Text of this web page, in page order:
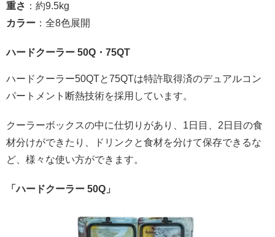
重さ ：約9.5kg
カラー ：全8色展開
ハードクーラー 50Q・75QT
ハードクーラー50QTと75QTは特許取得済のデュアルコン
パートメント断熱技術を採用しています。
クーラーボックスの中に仕切りがあり、1日目、2日目の食
材分けができたり、ドリンクと食材を分けて保存できるな
ど、様々な使い方ができます。
「ハードクーラー 50Q」